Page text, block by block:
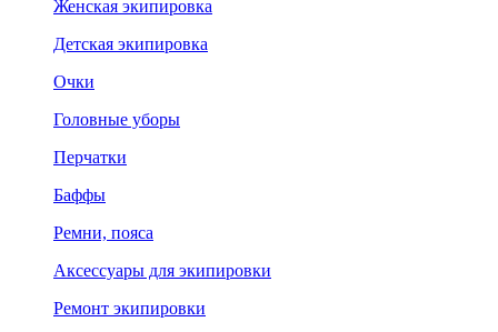
Женская экипировка
Детская экипировка
Очки
Головные уборы
Перчатки
Баффы
Ремни, пояса
Аксессуары для экипировки
Ремонт экипировки